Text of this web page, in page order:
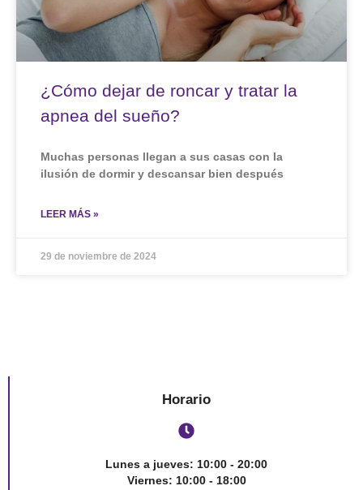
¿Cómo dejar de roncar y tratar la
apnea del sueño?
Muchas personas llegan a sus casas con la
ilusión de dormir y descansar bien después
LEER MÁS »
29 de noviembre de 2024
Horario
Lunes a jueves: 10:00 - 20:00
Viernes: 10:00 - 18:00